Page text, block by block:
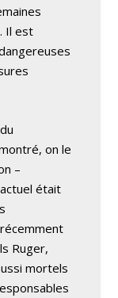
Il est
on le
–
était
Ruger,
mortels